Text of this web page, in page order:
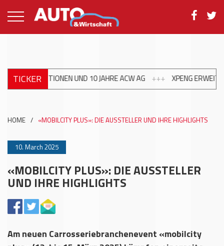
TICKER
ACW AG +++ XPENG ERWEITERT FÜHRUNGSTEAM IN DER
HOME / «MOBILCITY PLUS»: DIE AUSSTELLER UND IHRE HIGHLIGHTS
10. March 2025
«MOBILCITY PLUS»: DIE AUSSTELLER
UND IHRE HIGHLIGHTS
Am neuen Carrosseriebranchenevent «mobilcity